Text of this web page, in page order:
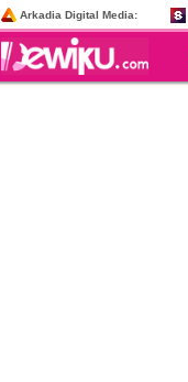
Arkadia Digital Media: